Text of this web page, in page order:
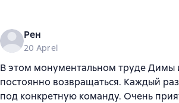
Рен
20 Aprel
В этом монументальном труде Димы
постоянно возвращаться. Каждый
под конкретную команду. Очень